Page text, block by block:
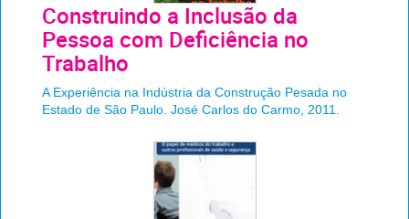
Construindo a Inclusão da
Pessoa com Deficiência no
Trabalho
A Experiência na Indústria da Construção Pesada no
Estado de São Paulo. José Carlos do Carmo, 2011.